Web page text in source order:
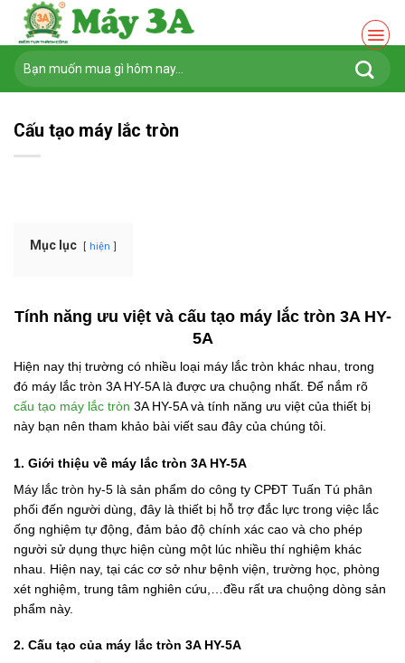
Chuyển
nội
dung
Tìm
kiếm:
Cấu tạo máy lắc tròn
Mục lục hiện
Tính năng ưu việt và cấu tạo máy lắc tròn 3A HY-
5A
Hiện nay thị trường có nhiều loại máy lắc tròn khác nhau, trong
đó máy lắc tròn 3A HY-5A là được ưa chuộng nhất. Để nắm rõ
cấu tạo máy lắc tròn 3A HY-5A và tính năng ưu việt của thiết bị
này bạn nên tham khảo bài viết sau đây của chúng tôi.
1. Giới thiệu về máy lắc tròn 3A HY-5A
Máy lắc tròn hy-5 là sản phẩm do công ty CPĐT Tuấn Tú phân
phối đến người dùng, đây là thiết bị hỗ trợ đắc lực trong việc lắc
ống nghiệm tự động, đảm bảo độ chính xác cao và cho phép
người sử dụng thực hiện cùng một lúc nhiều thí nghiệm khác
nhau. Hiện nay, tại các cơ sở như bệnh viện, trường học, phòng
xét nghiệm, trung tâm nghiên cứu,…đều rất ưa chuộng dòng sản
phẩm này.
2. Cấu tạo của máy lắc tròn 3A HY-5A